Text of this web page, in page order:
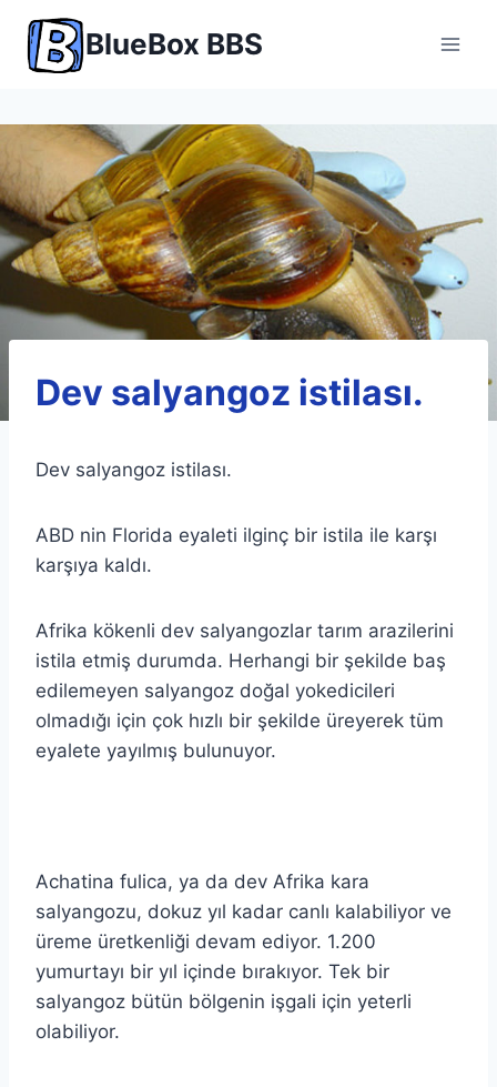
content
BlueBox BBS
Dev salyangoz istilası.
Dev salyangoz istilası.
ABD nin Florida eyaleti ilginç bir istila ile karşı
karşıya kaldı.
Afrika kökenli dev salyangozlar tarım arazilerini
istila etmiş durumda. Herhangi bir şekilde baş
edilemeyen salyangoz doğal yokedicileri
olmadığı için çok hızlı bir şekilde üreyerek tüm
eyalete yayılmış bulunuyor.
Achatina fulica, ya da dev Afrika kara
salyangozu, dokuz yıl kadar canlı kalabiliyor ve
üreme üretkenliği devam ediyor. 1.200
yumurtayı bir yıl içinde bırakıyor. Tek bir
salyangoz bütün bölgenin işgali için yeterli
olabiliyor.